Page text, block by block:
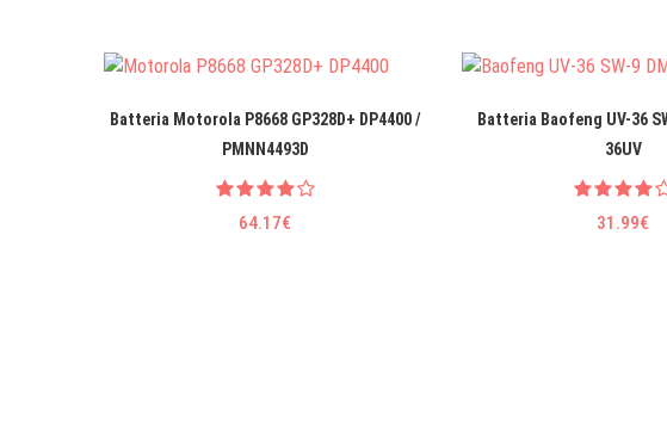
Batteria Motorola P8668 GP328D+ DP4400 /
PMNN4493D
64.17€
Batteria Baofeng UV-36
36UV
31.99€